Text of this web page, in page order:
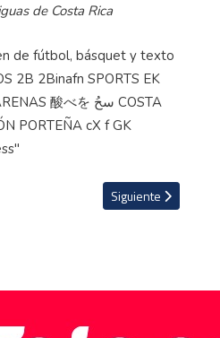
de Costa Rica
seria advertencia a franquicia
Artículo siguiente:
Siguiente